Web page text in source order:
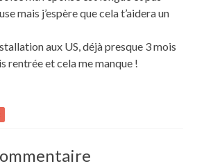
mais j’espère que cela t’aidera un
aux US, déjà presque 3 mois
rentrée et cela me manque !